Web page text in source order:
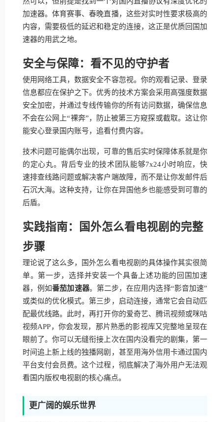
加速器。体育赛事、春晚直播，这些对实时性要求极高的
内容，需要极低的延迟和稳定的连接，这正是优质回国加
速器的用武之地。
安全与保障：看不见的守护者
使用网络工具，数据安全不容忽视。你的观看记录、登录
信息都应在保护之下。优秀的技术方案会采用高强度数据
安全加密，并通过专线传输你的所有访问数据，确保信息
不会在公网上“裸奔”，防止被第三方窥探或截取。这让你
能安心登录国内账号，追看付费内容。
技术问题可能偶尔出现，可靠的售后实时保障体系就是你
的定心丸。背后专业的技术团队能够7x24小时响应，快
速排查线路问题或解决客户端故障，而不是让你发邮件后
石沉大海。这种支持，让你在异国他乡也能感受到可靠的
后盾。
实践指南：国外怎么看电视剧的完整
步骤
理论说了这么多，国外怎么看电视剧的具体操作其实很简
单。第一步，选择并安装一个具备上述功能的回国加速
器，例如番茄加速器。第二步，在应用内选择“影音加速”
或类似的优化模式。第三步，启动连接，通常它会自动匹
配最优线路。此时，再打开你的爱奇艺、腾讯视频或咪咕
视频APP，你会发现，那片熟悉的影视库又完整地呈现在
眼前了。你可以无缝衔接上次在国内没看完的剧集，第一
时间追上新上线的独播网剧，甚至用海外信用卡通过国内
平台支付会员费。这个过程，彻底解决了海外用户无法观
看国内版权电视剧的核心痛点。
更广阔的娱乐世界